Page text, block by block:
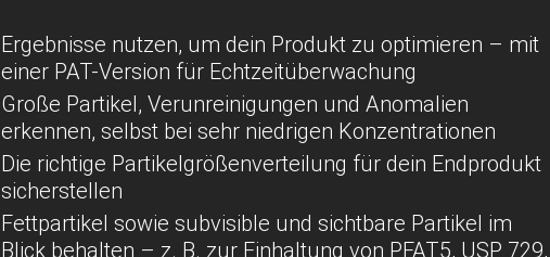
Ergebnisse nutzen, um dein Produkt zu optimieren – mit
einer PAT-Version für Echtzeitüberwachung
Große Partikel, Verunreinigungen und Anomalien
erkennen, selbst bei sehr niedrigen Konzentrationen
Die richtige Partikelgrößenverteilung für dein Endprodukt
sicherstellen
Fettpartikel sowie subvisible und sichtbare Partikel im
Blick behalten – z. B. zur Einhaltung von PFAT5, USP 729,